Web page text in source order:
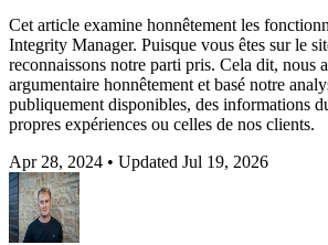
Cet article examine honnêtement les
Integrity Manager. Puisque vous êtes sur le
reconnaissons notre parti pris. Cela dit, nous
argumentaire honnêtement et basé notre
publiquement disponibles, des informations
propres expériences ou celles de nos clients.
Apr 28, 2024 • Updated Jul 19, 2026